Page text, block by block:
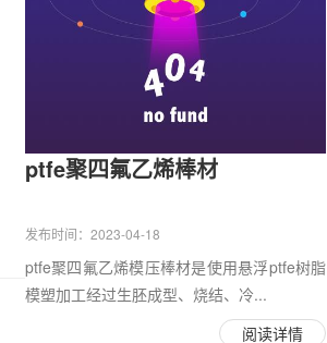
ptfe聚四氟乙烯棒材
发布时间：2023-04-18
ptfe聚四氟乙烯模压棒材是使用悬浮ptfe树脂
模塑加工经过生胚成型、烧结、冷...
阅读详情